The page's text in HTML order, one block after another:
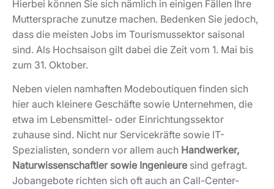
Hierbei können Sie sich nämlich in einigen Fällen Ihre
Muttersprache zunutze machen. Bedenken Sie jedoch,
dass die meisten Jobs im Tourismussektor saisonal
sind. Als Hochsaison gilt dabei die Zeit vom 1. Mai bis
zum 31. Oktober.
Neben vielen namhaften Modeboutiquen finden sich
hier auch kleinere Geschäfte sowie Unternehmen, die
etwa im Lebensmittel- oder Einrichtungssektor
zuhause sind. Nicht nur Servicekräfte sowie IT-
Spezialisten, sondern vor allem auch Handwerker,
Naturwissenschaftler sowie Ingenieure sind gefragt.
Jobangebote richten sich oft auch an Call-Center-